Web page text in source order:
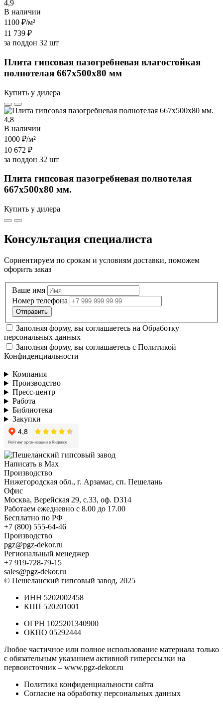
4,9
В наличии
1100 ₽/м²
11 739 ₽
за поддон 32 шт
Плита гипсовая пазогребневая влагостойкая
полнотелая 667х500х80 мм
Купить у дилера
4,8
В наличии
1000 ₽/м²
10 672 ₽
за поддон 32 шт
Плита гипсовая пазогребневая полнотелая
667х500х80 мм.
Купить у дилера
Консультация специалиста
Сориентируем по срокам и условиям доставки, поможем
офорить заказ
Ваше имя
Номер телефона
Заполняя форму, вы соглашаетесь на Обработку
персональных данных
Заполняя форму, вы соглашаетесь с Политикой
Конфиденциальности
Компания
Производство
Пресс-центр
Работа
Библиотека
Закупки
Написать в Max
Производство
Нижегородская обл., г. Арзамас, сп. Пешелань
Офис
Москва, Верейская 29, с.33, оф. D314
Работаем ежедневно с 8.00 до 17.00
Бесплатно по РФ
+7 (800) 555-64-46
Производство
pgz@pgz-dekor.ru
Региональный менеджер
+7 919-728-79-15
sales@pgz-dekor.ru
© Пешеланский гипсовый завод, 2025
ИНН 5202002458
КПП 520201001
ОГРН 1025201340900
ОКПО 05292444
Любое частичное или полное использование материала только
с обязательным указанием активной гиперссылки на
первоисточник – www.pgz-dekor.ru
Политика конфиденциальности сайта
Согласие на обработку персональных данных